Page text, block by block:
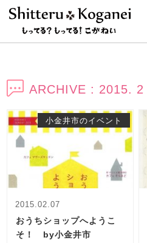
ARCHIVE : 2015. 2
2015.02.07
おうちショップへようこ
そ！ by小金井市
小金井市のイベント